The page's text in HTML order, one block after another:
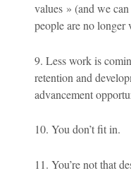
values » (and we
people are no longer
9. Less work is
retention and
advancement
10. You don’t fit in.
11. You’re not that